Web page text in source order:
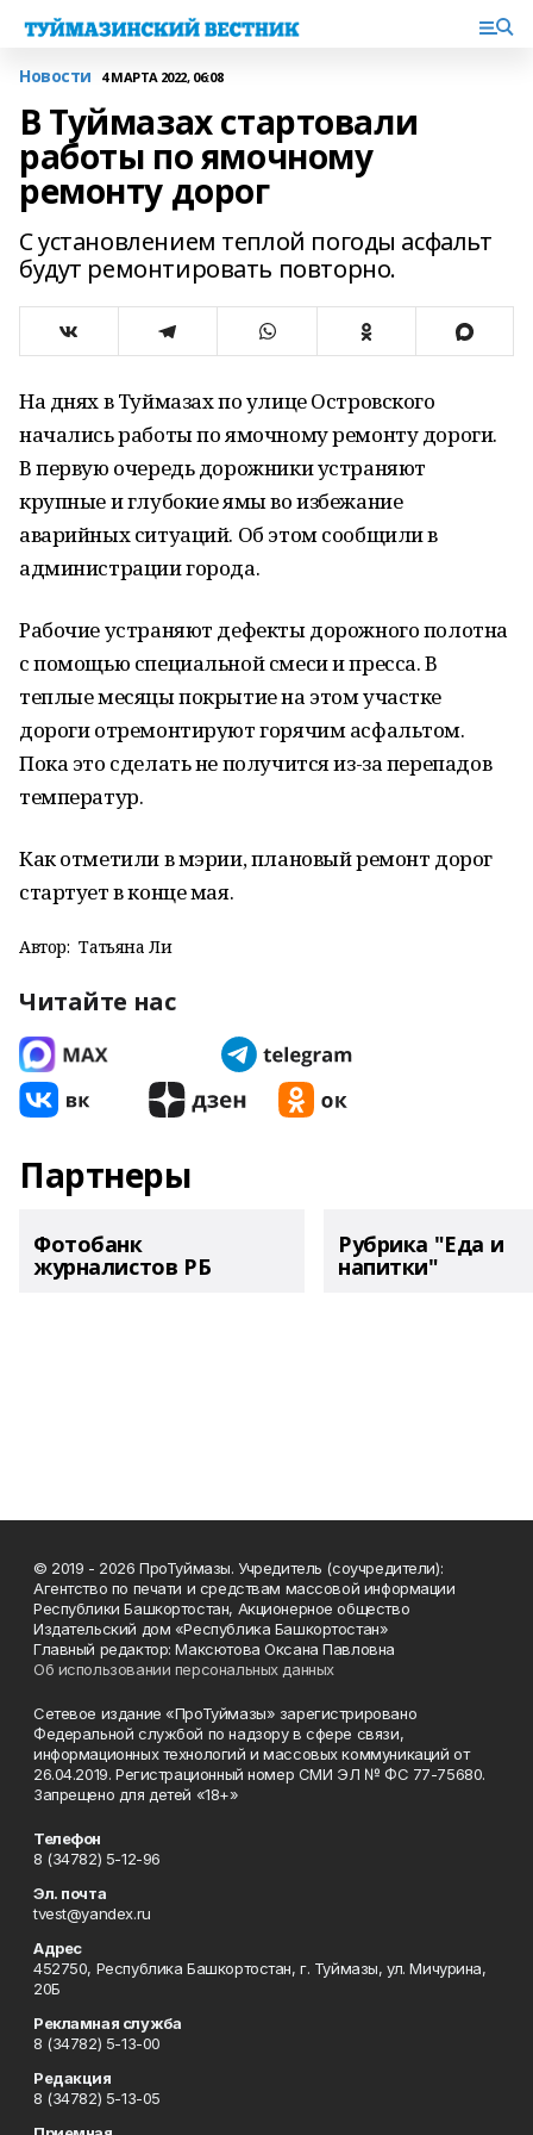
Новости 4 МАРТА 2022, 06:08
В Туймазах стартовали
работы по ямочному
ремонту дорог
С установлением теплой погоды асфальт
будут ремонтировать повторно.
На днях в Туймазах по улице Островского
начались работы по ямочному ремонту дороги.
В первую очередь дорожники устраняют
крупные и глубокие ямы во избежание
аварийных ситуаций. Об этом сообщили в
администрации города.
Рабочие устраняют дефекты дорожного полотна
с помощью специальной смеси и пресса. В
теплые месяцы покрытие на этом участке
дороги отремонтируют горячим асфальтом.
Пока это сделать не получится из-за перепадов
температур.
Как отметили в мэрии, плановый ремонт дорог
стартует в конце мая.
Автор: Татьяна Ли
Читайте нас
Партнеры
Фотобанк
журналистов РБ
Рубрика "Еда и
напитки"
© 2019 - 2026 ПроТуймазы. Учредитель (соучредители):
Агентство по печати и средствам массовой информации
Республики Башкортостан, Акционерное общество
Издательский дом «Республика Башкортостан»
Главный редактор: Максютова Оксана Павловна
Об использовании персональных данных
Сетевое издание «ПроТуймазы» зарегистрировано
Федеральной службой по надзору в сфере связи,
информационных технологий и массовых коммуникаций от
26.04.2019. Регистрационный номер СМИ ЭЛ № ФС 77-75680.
Запрещено для детей «18+»
Телефон
8 (34782) 5-12-96
Эл. почта
tvest@yandex.ru
Адрес
452750, Республика Башкортостан, г. Туймазы, ул. Мичурина,
20Б
Рекламная служба
8 (34782) 5-13-00
Редакция
8 (34782) 5-13-05